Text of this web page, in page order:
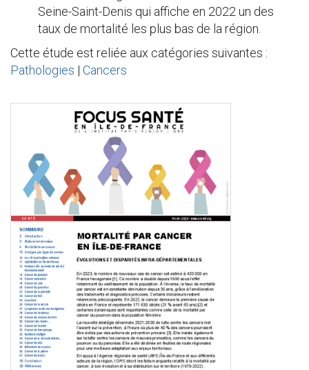
Seine-Saint-Denis qui affiche en 2022 un des
taux de mortalité les plus bas de la région.
Cette étude est reliée aux catégories suivantes :
Pathologies | Cancers